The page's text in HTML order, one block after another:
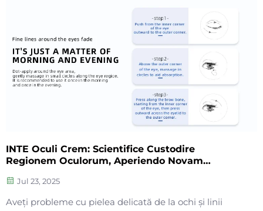
– trăiți o frumusețe sigură și durabilă. Aflați mai multe.
INTE Oculi Crem: Scientifice Custodire
Regionem Oculorum, Aperiendo Novam
Jul 23, 2025
Aveți probleme cu pielea delicată de la ochi și linii